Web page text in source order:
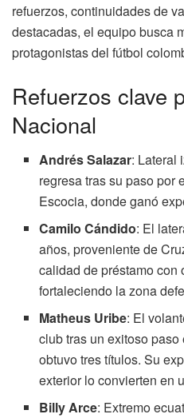
refuerzos, continuidades de
destacadas, el equipo busca
protagonistas del fútbol
Refuerzos clave
Nacional
Andrés Salazar: Lateral
regresa tras su paso por
Escocia, donde ganó
Camilo Cándido: El
años, proveniente de
calidad de préstamo con
fortaleciendo la zona
Matheus Uribe: El
club tras un exitoso
obtuvo tres títulos. Su
exterior lo convierten en
Billy Arce: Extremo